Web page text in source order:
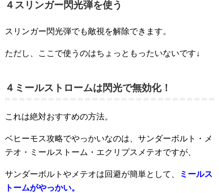
４スリンガー閃光弾を使う
スリンガー閃光弾でも敵視を解除できます。
ただし、ここで使うのはちょっともったいないです↓
４ミールストロームは閃光で無効化！
これは絶対おすすめの方法。
ベヒーモス攻略でやっかいなのは、サンダーボルト・メ
テオ・ミールストーム・エクリプスメテオですが、
サンダーボルトやメテオは回避が簡単として、
ミールス
トームがやっかい。